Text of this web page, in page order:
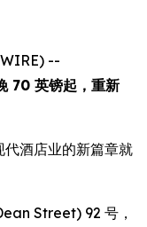
--
70 英镑起，重新
酒店业的新篇章就
Street) 92 号，